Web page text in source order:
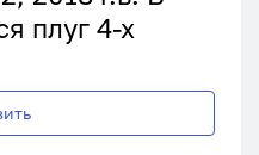
плуг 4-х